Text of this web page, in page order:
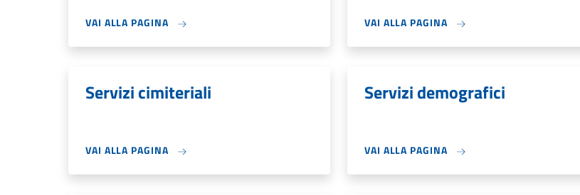
VAI ALLA PAGINA VAI ALLA PAGINA
Servizi cimiteriali
VAI ALLA PAGINA
Servizi demografici
VAI ALLA PAGINA